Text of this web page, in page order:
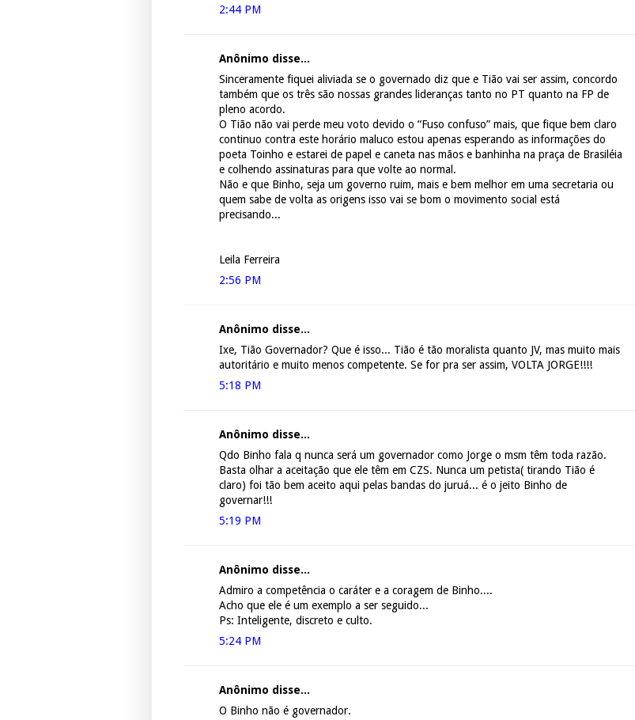
2:44 PM
Anônimo disse...
Sinceramente fiquei aliviada se o governado diz que e Tião vai ser assim, concordo
também que os três são nossas grandes lideranças tanto no PT quanto na FP de
pleno acordo.
O Tião não vai perde meu voto devido o “Fuso confuso” mais, que fique bem claro
continuo contra este horário maluco estou apenas esperando as informações do
poeta Toinho e estarei de papel e caneta nas mãos e banhinha na praça de Brasiléia
e colhendo assinaturas para que volte ao normal.
Não e que Binho, seja um governo ruim, mais e bem melhor em uma secretaria ou
quem sabe de volta as origens isso vai se bom o movimento social está
precisando...
Leila Ferreira
2:56 PM
Anônimo disse...
Ixe, Tião Governador? Que é isso... Tião é tão moralista quanto JV, mas muito mais
autoritário e muito menos competente. Se for pra ser assim, VOLTA JORGE!!!!
5:18 PM
Anônimo disse...
Qdo Binho fala q nunca será um governador como Jorge o msm têm toda razão.
Basta olhar a aceitação que ele têm em CZS. Nunca um petista( tirando Tião é
claro) foi tão bem aceito aqui pelas bandas do juruá... é o jeito Binho de
governar!!!
5:19 PM
Anônimo disse...
Admiro a competência o caráter e a coragem de Binho....
Acho que ele é um exemplo a ser seguido...
Ps: Inteligente, discreto e culto.
5:24 PM
Anônimo disse...
O Binho não é governador.